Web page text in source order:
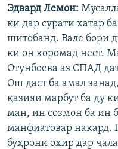
Эдвард Лемон:
ки дар сурати хатар
шитобанд. Вале бори
ки он коромад нест.
Отунбоева аз СПАД
Ош даст ба амал
қазияи марбут ба ду
ман, ин созмон ба ин
манфиатовар накард.
бӯҳрони охир дар